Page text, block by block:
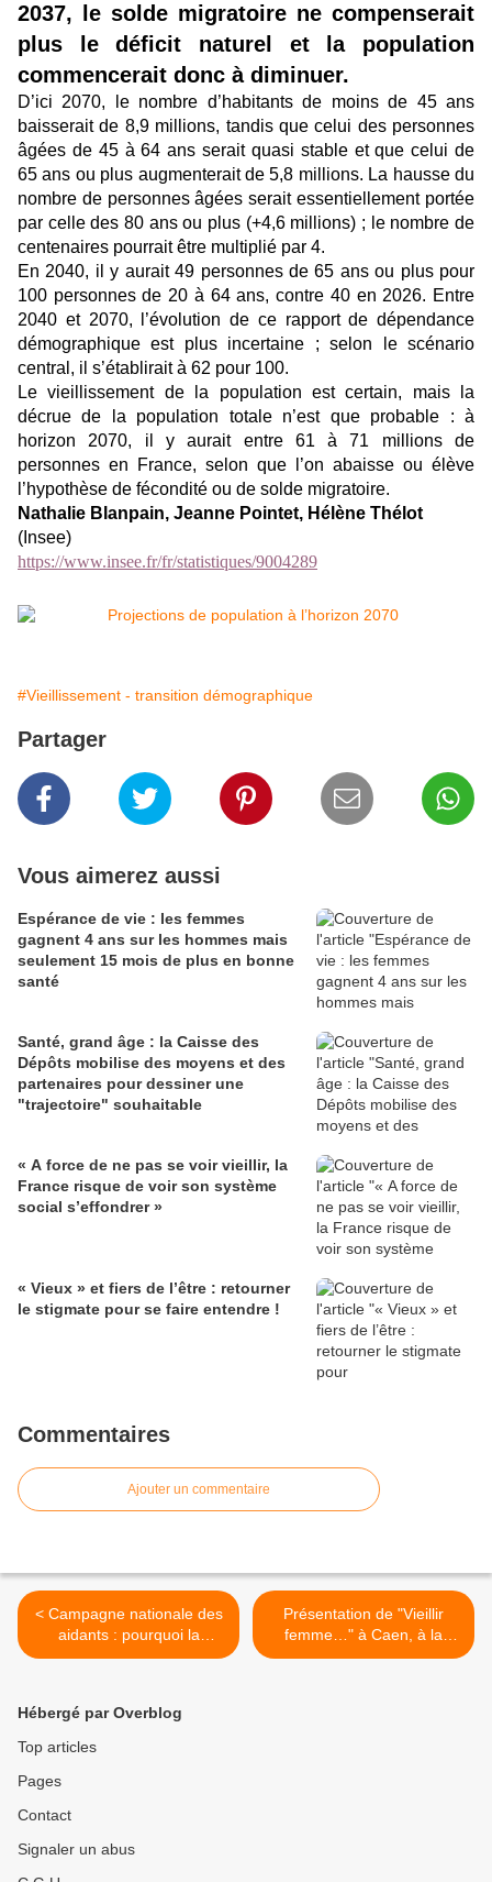
2037, le solde migratoire ne compenserait
plus le déficit naturel et la population
commencerait donc à diminuer.
D’ici 2070, le nombre d’habitants de moins de 45 ans
baisserait de 8,9 millions, tandis que celui des personnes
âgées de 45 à 64 ans serait quasi stable et que celui de
65 ans ou plus augmenterait de 5,8 millions. La hausse du
nombre de personnes âgées serait essentiellement portée
par celle des 80 ans ou plus (+4,6 millions) ; le nombre de
centenaires pourrait être multiplié par 4.
En 2040, il y aurait 49 personnes de 65 ans ou plus pour
100 personnes de 20 à 64 ans, contre 40 en 2026. Entre
2040 et 2070, l’évolution de ce rapport de dépendance
démographique est plus incertaine ; selon le scénario
central, il s’établirait à 62 pour 100.
Le vieillissement de la population est certain, mais la
décrue de la population totale n’est que probable : à
horizon 2070, il y aurait entre 61 à 71 millions de
personnes en France, selon que l’on abaisse ou élève
l’hypothèse de fécondité ou de solde migratoire.
Nathalie Blanpain, Jeanne Pointet, Hélène Thélot
(Insee)
https://www.insee.fr/fr/statistiques/9004289
#Vieillissement - transition démographique
Partager
Vous aimerez aussi
Espérance de vie : les femmes
gagnent 4 ans sur les hommes mais
seulement 15 mois de plus en bonne
santé
Santé, grand âge : la Caisse des
Dépôts mobilise des moyens et des
partenaires pour dessiner une
"trajectoire" souhaitable
« A force de ne pas se voir vieillir, la
France risque de voir son système
social s’effondrer »
« Vieux » et fiers de l’être : retourner
le stigmate pour se faire entendre !
Commentaires
Ajouter un commentaire
< Campagne nationale des
aidants : pourquoi la
reconnaissance des
Présentation de "Vieillir
femme…" à Caen, à la
librairie Eureka Street le
Hébergé par Overblog
Top articles
Pages
Contact
Signaler un abus